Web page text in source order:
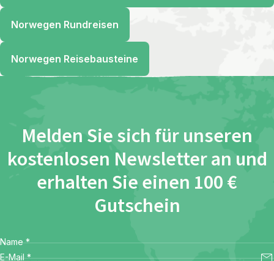
Norwegen Rundreisen
Norwegen Reisebausteine
Melden Sie sich für unseren
kostenlosen Newsletter an und
erhalten Sie einen 100 €
Gutschein
Name *
E-Mail *